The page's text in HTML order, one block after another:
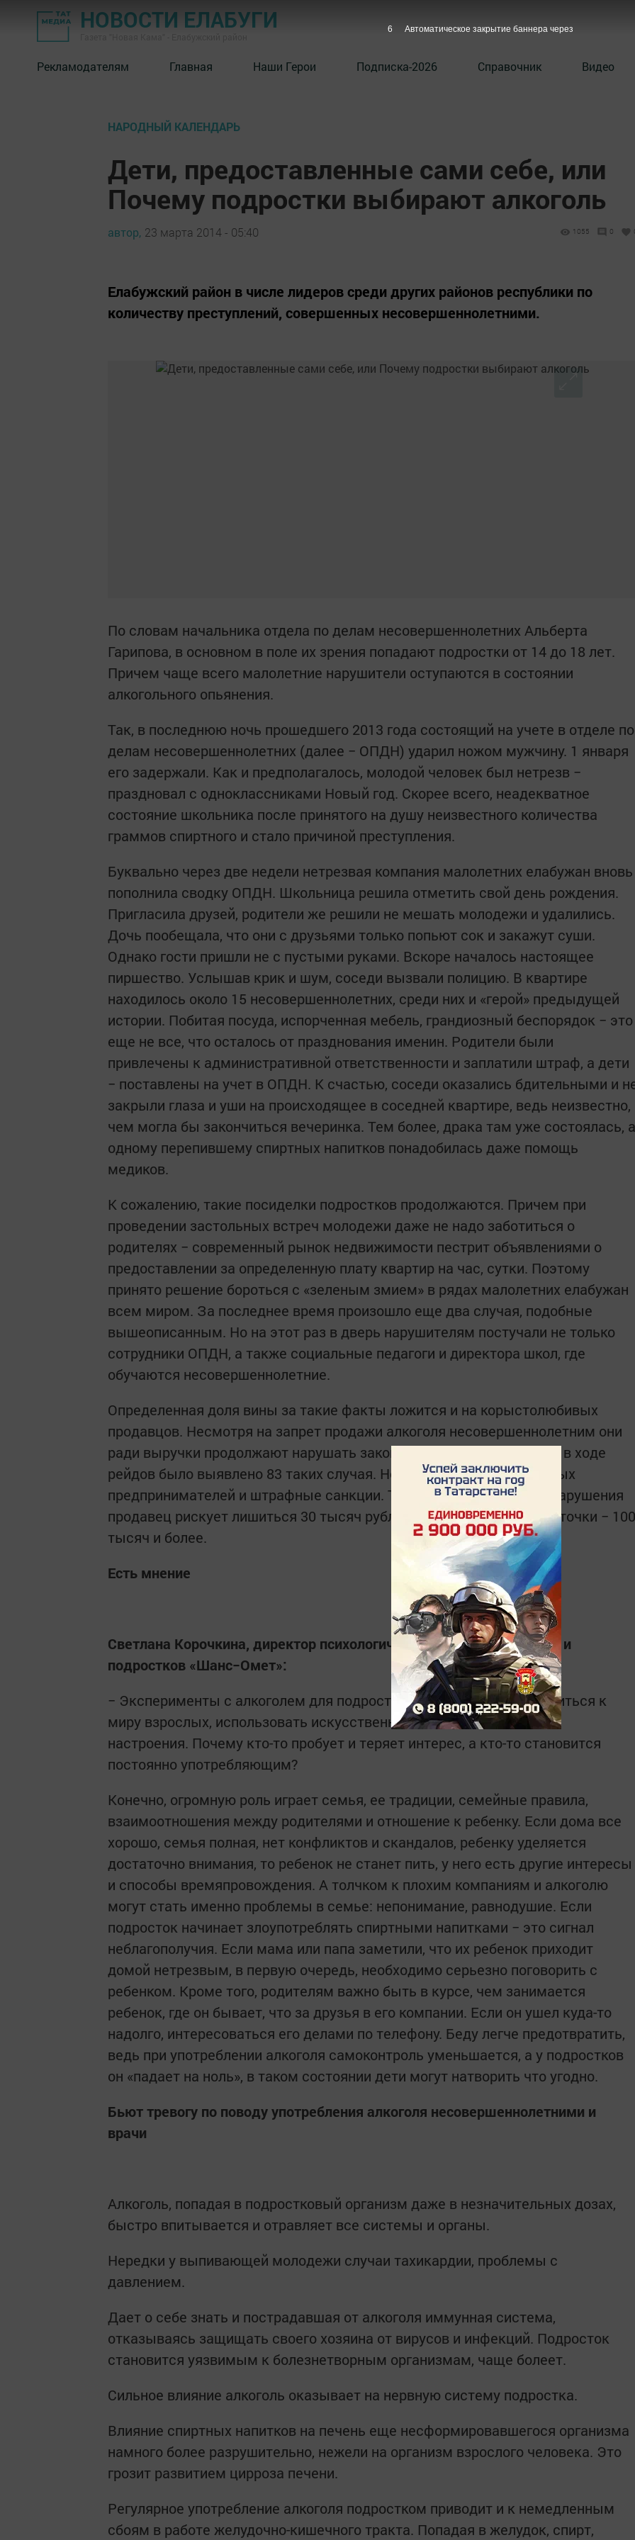
НОВОСТИ ЕЛАБУГИ
Рекламодателям Главная Наши Герои Подписка-2026 Справочник Видео
НАРОДНЫЙ КАЛЕНДАРЬ
Дети, предоставленные сами себе, или
Почему подростки выбирают алкоголь
автор, 23 марта 2014 - 05:40 1055 0
Елабужский район в числе лидеров среди других районов республики по
количеству преступлений, совершенных несовершеннолетними.
По словам начальника отдела по делам несовершеннолетних Альберта
Гарипова, в основном в поле их зрения попадают подростки от 14 до 18 лет.
Причем чаще всего малолетние нарушители оступаются в состоянии
алкогольного опьянения.
Так, в последнюю ночь прошедшего 2013 года состоящий на учете в отделе по
делам несовершеннолетних (далее − ОПДН) ударил ножом мужчину. 1 января
его задержали. Как и предполагалось, молодой человек был нетрезв −
праздновал с одноклассниками Новый год. Скорее всего, неадекватное
состояние школьника после принятого на душу неизвестного количества
граммов спиртного и стало причиной преступления.
Буквально через две недели нетрезвая компания малолетних елабужан вновь
пополнила сводку ОПДН. Школьница решила отметить свой день рождения.
Пригласила друзей, родители же решили не мешать молодежи и удалились.
Дочь пообещала, что они с друзьями только попьют сок и закажут суши.
Однако гости пришли не с пустыми руками. Вскоре началось настоящее
пиршество. Услышав крик и шум, соседи вызвали полицию. В квартире
находилось около 15 несовершеннолетних, среди них и «герой» предыдущей
истории. Побитая посуда, испорченная мебель, грандиозный беспорядок − это
еще не все, что осталось от празднования именин. Родители были
привлечены к административной ответственности и заплатили штраф, а дети
− поставлены на учет в ОПДН. К счастью, соседи оказались бдительными и
закрыли глаза и уши на происходящее в соседней квартире, ведь неизвестно,
чем могла бы закончиться вечеринка. Тем более, драка там уже состоялась, а
одному перепившему спиртных напитков понадобилась даже помощь
медиков.
К сожалению, такие посиделки подростков продолжаются. Причем при
проведении застольных встреч молодежи даже не надо заботиться о
родителях − современный рынок недвижимости пестрит объявлениями о
предоставлении за определенную плату квартир на час, сутки. Поэтому
принято решение бороться с «зеленым змием» в рядах малолетних елабужан
всем миром. За последнее время произошло еще два случая, подобные
вышеописанным. Но на этот раз в дверь нарушителям постучали не только
сотрудники ОПДН, а также социальные педагоги и директора школ, где
обучаются несовершеннолетние.
Определенная доля вины за такие факты ложится и на корыстолюбивых
продавцов. Несмотря на запрет продажи алкоголя несовершеннолетним они
ради выручки продолжают нарушать закон. Только за прошлый год в ходе
рейдов было выявлено 83 таких случая. Не пугает недобросовестных
предпринимателей и штрафные санкции. Так, в случае подобного нарушения
продавец рискует лишиться 30 тысяч рублей, а владелец торговой точки − 100
тысяч и более.
Есть мнение
Светлана Корочкина, директор психологического центра для детей и
подростков «Шанс−Омет»:
− Эксперименты с алкоголем для подростков − как способ приобщиться к
миру взрослых, использовать искусственный допинг для поднятия
настроения. Почему кто-то пробует и теряет интерес, а кто-то становится
постоянно употребляющим?
Конечно, огромную роль играет семья, ее традиции, семейные правила,
взаимоотношения между родителями и отношение к ребенку. Если дома все
хорошо, семья полная, нет конфликтов и скандалов, ребенку уделяется
достаточно внимания, то ребенок не станет пить, у него есть другие интересы
и способы времяпровождения. А толчком к плохим компаниям и алкоголю
могут стать именно проблемы в семье: непонимание, равнодушие. Если
подросток начинает злоупотреблять спиртными напитками − это сигнал
неблагополучия. Если мама или папа заметили, что их ребенок приходит
домой нетрезвым, в первую очередь, необходимо серьезно поговорить с
ребенком. Кроме того, родителям важно быть в курсе, чем занимается
ребенок, где он бывает, что за друзья в его компании. Если он ушел куда-то
надолго, интересоваться его делами по телефону. Беду легче предотвратить,
ведь при употреблении алкоголя самоконтроль уменьшается, а у подростков
он «падает на ноль», в таком состоянии дети могут натворить что угодно.
Бьют тревогу по поводу употребления алкоголя несовершеннолетними и
врачи
Алкоголь, попадая в подростковый организм даже в незначительных дозах,
быстро впитывается и отравляет все системы и органы.
Нередки у выпивающей молодежи случаи тахикардии, проблемы с
давлением.
Дает о себе знать и пострадавшая от алкоголя иммунная система,
отказываясь защищать своего хозяина от вирусов и инфекций. Подросток
становится уязвимым к болезнетворным организмам, чаще болеет.
Сильное влияние алкоголь оказывает на нервную систему подростка.
Влияние спиртных напитков на печень еще несформировавшегося организма
намного более разрушительно, нежели на организм взрослого человека. Это
грозит развитием цирроза печени.
Регулярное употребление алкоголя подростком приводит и к немедленным
сбоям в работе желудочно-кишечного тракта. Попадая в желудок, спирт,
5 Автоматическое закрытие баннера через